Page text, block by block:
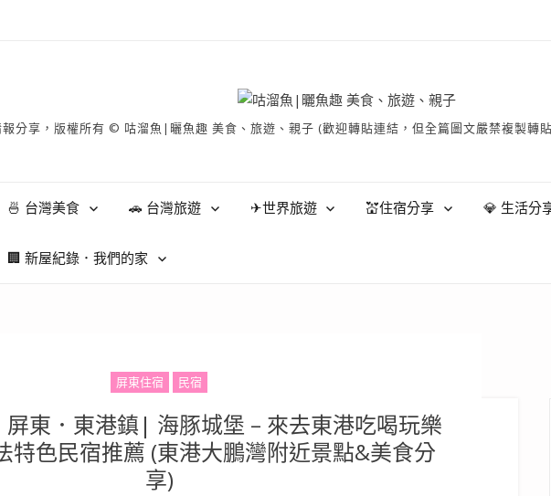
享，版權所有 © 咕溜魚|曬魚趣 美食、旅遊、親子 (歡迎轉貼連結，但全篇圖文嚴禁複製轉
🍜 台灣美食 🚗 台灣旅遊 ✈世界旅遊 💒住宿分享 💎 生活分
🏢 新屋紀錄．我們的家
屏東住宿 民宿
屏東．東港鎮| 海豚城堡 – 來去東港吃喝玩樂
特色民宿推薦 (東港大鵬灣附近景點&美食分
享)